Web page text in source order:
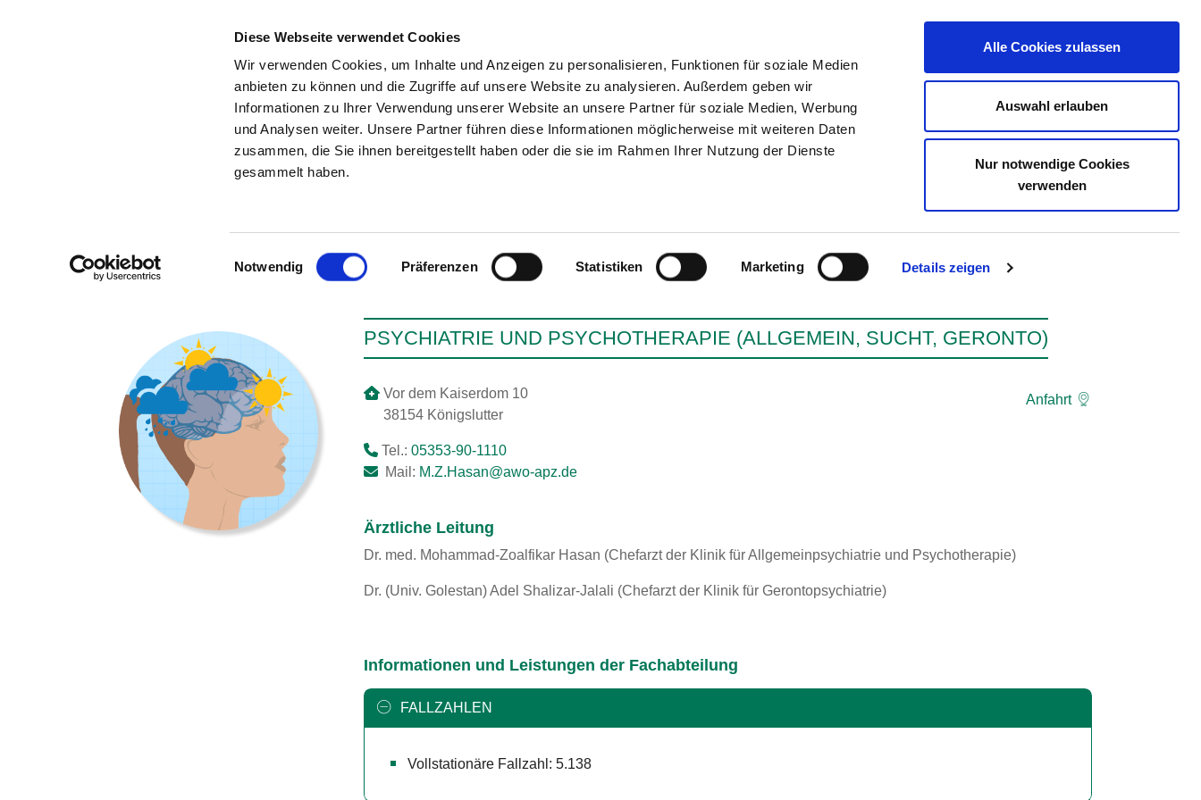
Diese Webseite verwendet Cookies
Wir verwenden Cookies, um Inhalte und Anzeigen zu personalisieren, Funktionen für soziale Medien
anbieten zu können und die Zugriffe auf unsere Website zu analysieren. Außerdem geben wir
Informationen zu Ihrer Verwendung unserer Website an unsere Partner für soziale Medien, Werbung
und Analysen weiter. Unsere Partner führen diese Informationen möglicherweise mit weiteren Daten
zusammen, die Sie ihnen bereitgestellt haben oder die sie im Rahmen Ihrer Nutzung der Dienste
gesammelt haben.
Einwilligungsauswahl
Notwendig Präferenzen Statistiken Marketing Details zeigen
Alle Cookies zulassen
Auswahl erlauben
Nur notwendige Cookies
verwenden
SUCHEN TIPPS & HILFE DAS VERZEICHNIS STELLENBÖRSE KONTAKT
Zur Krankenhaus-Startseite
PSYCHIATRIE UND PSYCHOTHERAPIE (ALLGEMEIN, SUCHT, GERONTO)
Vor dem Kaiserdom 10
38154 Königslutter
Tel.: 05353-90-1110
Mail: ed.zpa-owa@nasaH.Z.M
Anfahrt
Ärztliche Leitung
Dr. med. Mohammad-Zoalfikar Hasan (Chefarzt der Klinik für Allgemeinpsychiatrie und Psychotherapie)
Dr. (Univ. Golestan) Adel Shalizar-Jalali (Chefarzt der Klinik für Gerontopsychiatrie)
Informationen und Leistungen der Fachabteilung
FALLZAHLEN
Vollstationäre Fallzahl: 5.138